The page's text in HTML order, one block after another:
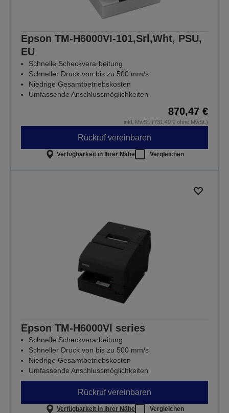
Epson TM-H6000VI-101,Srl,Wht, PSU,
EU
Schnelle Scheckverarbeitung
Schneller Druck von bis zu 500 mm/s
Niedrige Gesamtbetriebskosten
Umfassende Anschlussmöglichkeiten
870,47 €
inkl. MwSt. (731,49 € ohne MwSt.)
Rückruf vereinbaren
Verfügbarkeit in Ihrer Nähe Vergleichen
Epson TM-H6000VI series
Schnelle Scheckverarbeitung
Schneller Druck von bis zu 500 mm/s
Niedrige Gesamtbetriebskosten
Umfassende Anschlussmöglichkeiten
Rückruf vereinbaren
Verfügbarkeit in Ihrer Nähe Vergleichen